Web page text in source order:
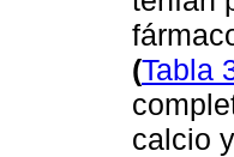
(Tabla
calcio